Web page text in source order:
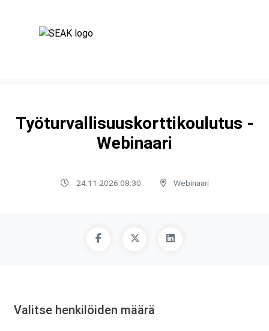
Työturvallisuuskorttikoulutus -
Webinaari
24.11.2026 08:30 Webinaari
Valitse henkilöiden määrä